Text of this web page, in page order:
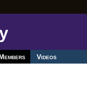
Videos